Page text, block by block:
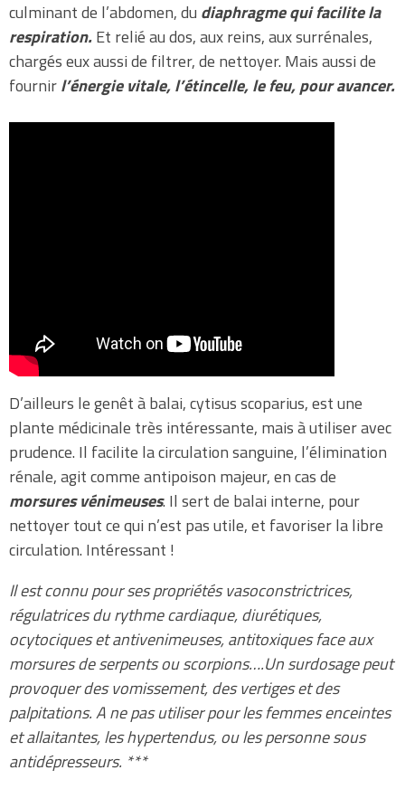
culminant de l’abdomen, du diaphragme qui facilite la
respiration.Et relié au dos, aux reins, aux surrénales,
chargés eux aussi de filtrer, de nettoyer. Mais aussi de
fournirl’énergie vitale, l’étincelle, le feu, pour avancer.
D’ailleurs le genêt à balai, cytisus scoparius, est une
plante médicinale très intéressante, mais à utiliser avec
prudence. Il facilite la circulation sanguine, l’élimination
rénale, agit comme antipoison majeur, en cas de
morsures vénimeuses. Il sert de balai interne, pour
nettoyer tout ce qui n’est pas utile, et favoriser la libre
circulation. Intéressant !
Il est connu pour ses propriétés vasoconstrictrices,
régulatrices du rythme cardiaque, diurétiques,
ocytociques et antivenimeuses, antitoxiques face aux
morsures de serpents ou scorpions….Un surdosage peut
provoquer des vomissement, des vertiges et des
palpitations. A ne pas utiliser pour les femmes enceintes
et allaitantes, les hypertendus, ou les personne sous
antidépresseurs. ***